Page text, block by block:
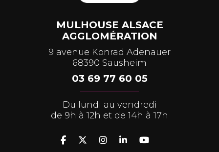
MULHOUSE ALSACE
AGGLOMÉRATION
9 avenue Konrad Adenauer
68390 Sausheim
03 69 77 60 05
Du lundi au vendredi
de 9h à 12h et de 14h à 17h